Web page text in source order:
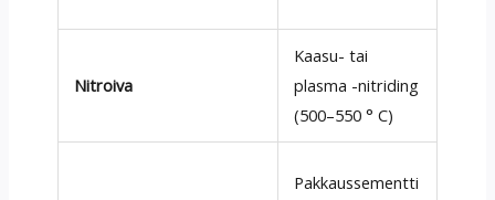
Nitroiva
Kaasu- tai
plasma -nitriding
(500–550 ° C)
Pakkaussementti